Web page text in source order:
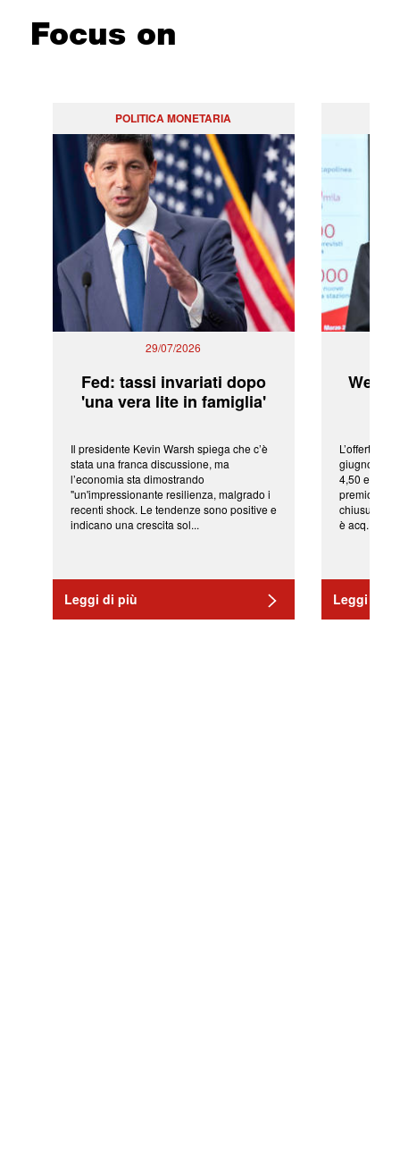
Focus on
POLITICA MONETARIA
29/07/2026
Fed: tassi invariati dopo
'una vera lite in famiglia'
Il presidente Kevin Warsh spiega che c’è
stata una franca discussione, ma
l’economia sta dimostrando
"un'impressionante resilienza, malgrado i
recenti shock. Le tendenze sono positive e
indicano una crescita sol...
Leggi di più
L’offerta
giugno da
4,50 euro
premio di
chiusura
è acq...
Leggi di